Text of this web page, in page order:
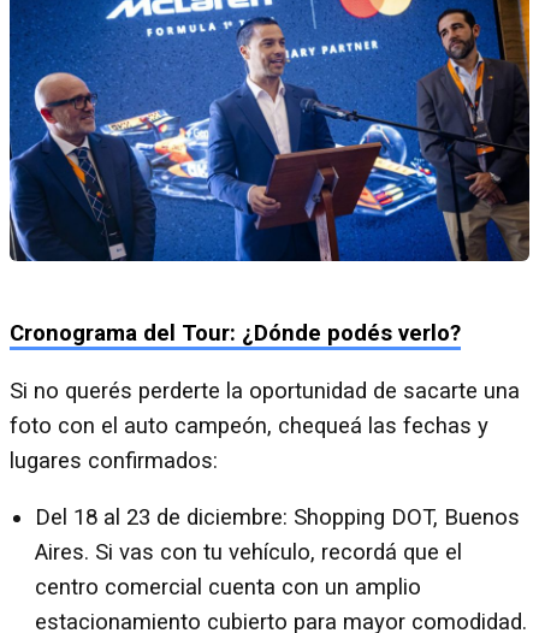
Cronograma del Tour: ¿Dónde podés verlo?
Si no querés perderte la oportunidad de sacarte una
foto con el auto campeón, chequeá las fechas y
lugares confirmados:
Del 18 al 23 de diciembre: Shopping DOT, Buenos
Aires. Si vas con tu vehículo, recordá que el
centro comercial cuenta con un amplio
estacionamiento cubierto para mayor comodidad.